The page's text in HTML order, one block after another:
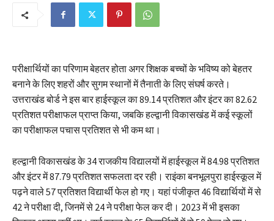
परीक्षार्थियों का परिणाम बेहतर होता अगर शिक्षक बच्चों के भविष्य को बेहतर
बनाने के लिए शहरों और सुगम स्थानों में तैनाती के लिए संघर्ष करते।
उत्तराखंड बोर्ड ने इस बार हाईस्कूल का 89.14 प्रतिशत और इंटर का 82.62
प्रतिशत परीक्षाफल प्राप्त किया, जबकि हल्द्वानी विकासखंड में कई स्कूलों
का परीक्षाफल पचास प्रतिशत से भी कम था।
हल्द्वानी विकासखंड के 34 राजकीय विद्यालयों में हाईस्कूल में 84.98 प्रतिशत
और इंटर में 87.79 प्रतिशत सफलता दर रही। राइंका बनभूलपुरा हाईस्कूल में
पढ़ने वाले 57 प्रतिशत विद्यार्थी फेल हो गए। यहां पंजीकृत 46 विद्यार्थियों में से
42 ने परीक्षा दी, जिनमें से 24 ने परीक्षा फेल कर दी। 2023 में भी इसका